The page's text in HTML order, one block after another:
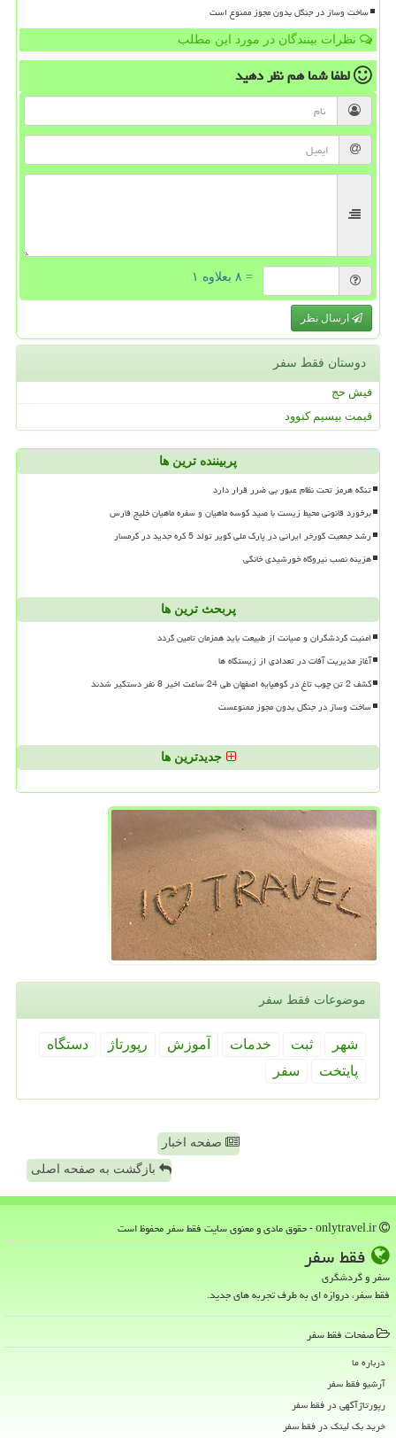
ساخت وساز در جنگل بدون مجوز ممنوع است
نظرات بینندگان در مورد این مطلب
لطفا شما همنظر دهید
= ۸ بعلاوه ۱
ارسال نظر
دوستان فقط سفر
فیش حج
قیمت بیسیم کنوود
پربیننده ترین ها
تنگه هرمز تحت نظام عبور بی ضرر قرار دارد
برخورد قانونی محیط زیست با صید کوسه ماهیان و سفره ماهیان خلیج فارس
رشد جمعیت گورخر ایرانی در پارک ملی کویر تولد 5 کره جدید در گرمسار
هزینه نصب نیروگاه خورشیدی خانگی
پربحث ترین ها
امنیت گردشگران و صیانت از طبیعت باید همزمان تامین گردد
آغاز مدیریت آفات در تعدادی از زیستگاه ها
کشف 2 تن چوب تاغ در کوهپایه اصفهان طی 24 ساعت اخیر 8 نفر دستگیر شدند
ساخت وساز در جنگل بدون مجوز ممنوعست
جدیدترین ها
موضوعات فقط سفر
شهر ثبت خدمات آموزش رپورتاژ
دستگاه
پایتخت
سفر
صفحه اخبار
بازگشت به صفحه اصلی
فقط سفر
سفر و گردشگری
فقط سفر، دروازه ای به طرف تجربه های جدید.
صفحات فقط سفر
درباره ما
آرشیو فقط سفر
رپورتاژآگهی در فقط سفر
خرید بک لینک در فقط سفر